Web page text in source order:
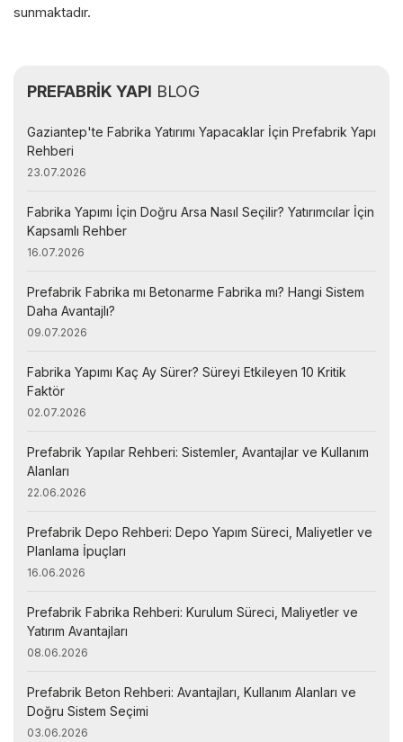
sunmaktadır.
PREFABRİK YAPI BLOG
Gaziantep'te Fabrika Yatırımı Yapacaklar İçin Prefabrik Yapı
Rehberi
23.07.2026
Fabrika Yapımı İçin Doğru Arsa Nasıl Seçilir? Yatırımcılar İçin
Kapsamlı Rehber
16.07.2026
Prefabrik Fabrika mı Betonarme Fabrika mı? Hangi Sistem
Daha Avantajlı?
09.07.2026
Fabrika Yapımı Kaç Ay Sürer? Süreyi Etkileyen 10 Kritik
Faktör
02.07.2026
Prefabrik Yapılar Rehberi: Sistemler, Avantajlar ve Kullanım
Alanları
22.06.2026
Prefabrik Depo Rehberi: Depo Yapım Süreci, Maliyetler ve
Planlama İpuçları
16.06.2026
Prefabrik Fabrika Rehberi: Kurulum Süreci, Maliyetler ve
Yatırım Avantajları
08.06.2026
Prefabrik Beton Rehberi: Avantajları, Kullanım Alanları ve
Doğru Sistem Seçimi
03.06.2026